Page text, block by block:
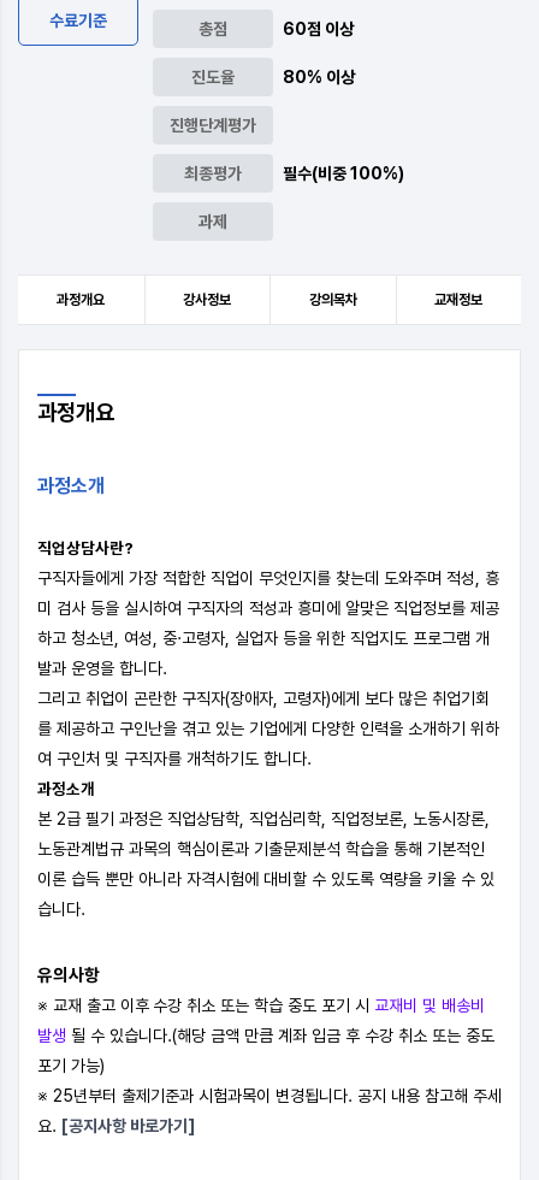
수료기준 총점 60점 이상
진도율 80% 이상
진행단계평가
최종평가 필수(비중 100%)
과제
과정개요 강사정보 강의목차 교재정보
과정개요
과정소개
직업상담사란?
구직자들에게 가장 적합한 직업이 무엇인지를 찾는데 도와주며 적성, 흥
미 검사 등을 실시하여 구직자의 적성과 흥미에 알맞은 직업정보를 제공
하고 청소년, 여성, 중·고령자, 실업자 등을 위한 직업지도 프로그램 개
발과 운영을 합니다.
그리고 취업이 곤란한 구직자(장애자, 고령자)에게 보다 많은 취업기회
를 제공하고 구인난을 겪고 있는 기업에게 다양한 인력을 소개하기 위하
여 구인처 및 구직자를 개척하기도 합니다.
과정소개
본 2급 필기 과정은 직업상담학, 직업심리학, 직업정보론, 노동시장론,
노동관계법규 과목의 핵심이론과 기출문제분석 학습을 통해 기본적인
이론 습득 뿐만 아니라 자격시험에 대비할 수 있도록 역량을 키울 수 있
습니다.
유의사항
※ 교재 출고 이후 수강 취소 또는 학습 중도 포기 시 교재비 및 배송비
발생 될 수 있습니다.(해당 금액 만큼 계좌 입금 후 수강 취소 또는 중도
포기 가능)
※ 25년부터 출제기준과 시험과목이 변경됩니다. 공지 내용 참고해 주세
요. [공지사항 바로가기]